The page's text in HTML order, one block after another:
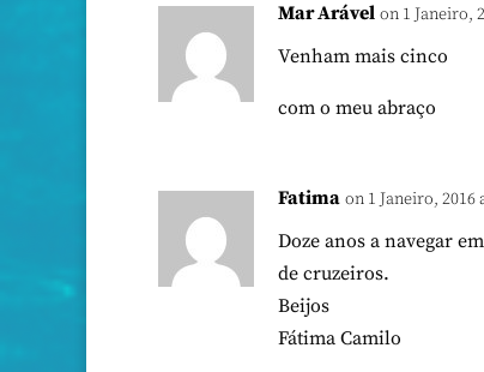
Mar Arável on 1 Janeiro,
Venham mais cinco
com o meu abraço
Fatima on 1 Janeiro, 2016
Doze anos a navegar
de cruzeiros.
Beijos
Fátima Camilo